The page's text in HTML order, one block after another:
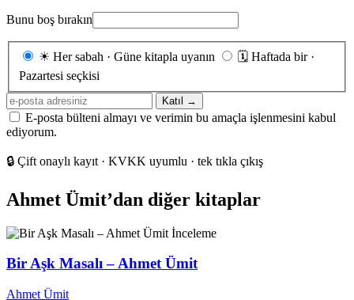
Bunu boş bırakın
Gönderim
☀ Her sabah · Güne kitapla uyanın 🗓 Haftada bir ·
Pazartesi seçkisi
E-
posta
adresiniz
Katıl →
E-posta bülteni almayı ve verimin bu amaçla işlenmesini kabul
ediyorum.
🔒 Çift onaylı kayıt · KVKK uyumlu · tek tıkla çıkış
Ahmet Ümit’dan diğer kitaplar
İnceleme
Bir Aşk Masalı – Ahmet Ümit
Ahmet Ümit